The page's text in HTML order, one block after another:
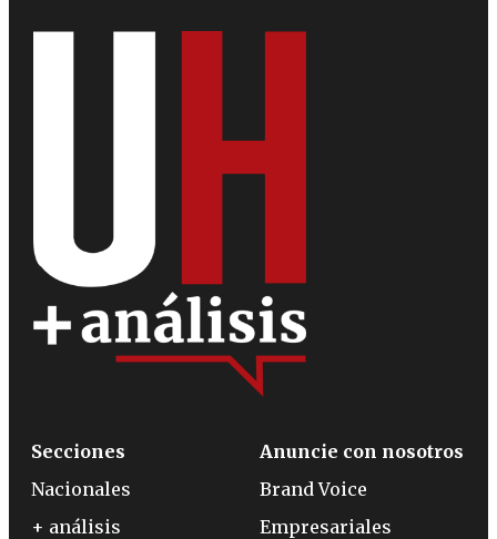
Secciones
Nacionales
+ análisis
Anuncie con nosotros
Brand Voice
Empresariales